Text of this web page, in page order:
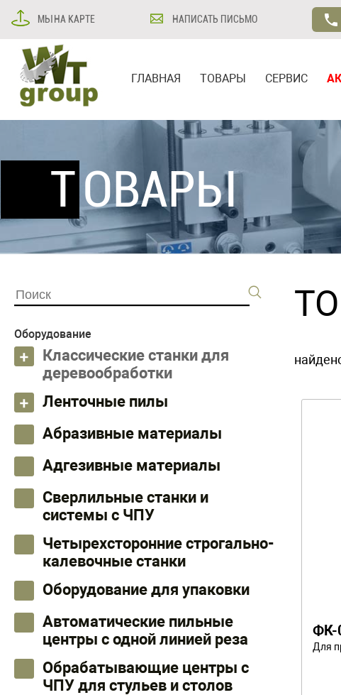
МЫ НА КАРТЕ НАПИСАТЬ ПИСЬМО
ГЛАВНАЯ ТОВАРЫ СЕРВИС
ТОВАРЫ
Оборудование
Классические станки для
деревообработки
Ленточные пилы
Абразивные материалы
Адгезивные материалы
Сверлильные станки и
системы с ЧПУ
Четырехсторонние строгально-
калевочные станки
Оборудование для упаковки
Автоматические пильные
центры с одной линией реза
Обрабатывающие центры с
ЧПУ для стульев и столов
ФК-
Для